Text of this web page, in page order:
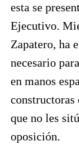
esta se
Ejecutivo.
Zapatero, ha
necesario
en manos
que no les
oposición.